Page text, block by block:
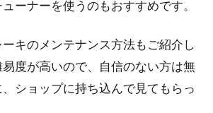
ーナーを使うのもおすすめです。
キのメンテナンス方法もご紹介し
度が高いので、自信のない方は無
ショップに持ち込んで見てもらっ